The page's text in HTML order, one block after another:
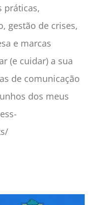
práticas,
gestão de crises,
e marcas
(e cuidar) a sua
de comunicação
dos meus